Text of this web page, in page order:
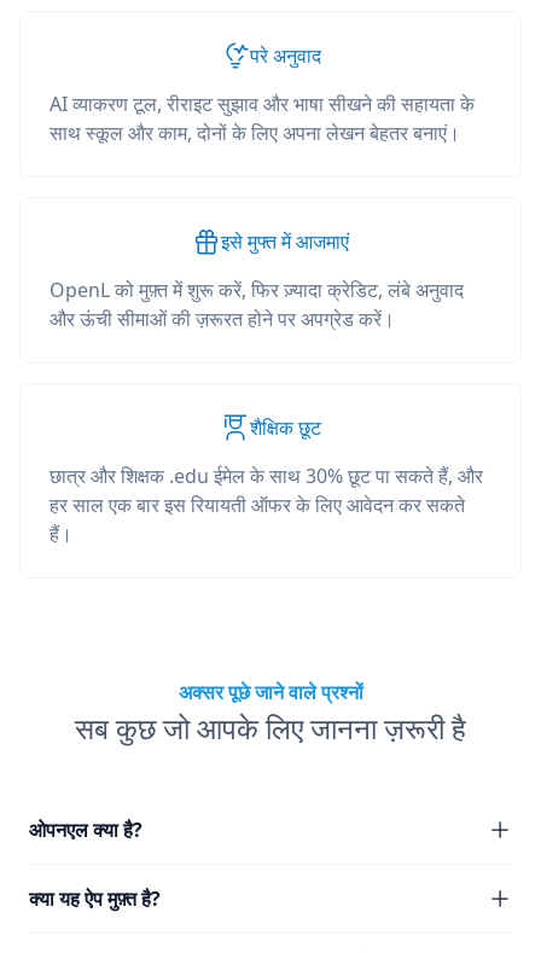
परे अनुवाद
AI व्याकरण टूल, रीराइट सुझाव और भाषा सीखने की सहायता के
साथ स्कूल और काम, दोनों के लिए अपना लेखन बेहतर बनाएं।
इसे मुफ्त में आजमाएं
OpenL को मुफ़्त में शुरू करें, फिर ज़्यादा क्रेडिट, लंबे अनुवाद
और ऊंची सीमाओं की ज़रूरत होने पर अपग्रेड करें।
शैक्षिक छूट
छात्र और शिक्षक .edu ईमेल के साथ 30% छूट पा सकते हैं, और
हर साल एक बार इस रियायती ऑफर के लिए आवेदन कर सकते
हैं।
अक्सर पूछे जाने वाले प्रश्नों
सब कुछ जो आपके लिए जानना ज़रूरी है
ओपनएल क्या है?
क्या यह ऐप मुफ़्त है?